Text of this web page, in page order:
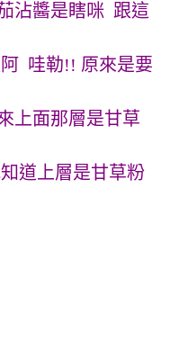
沾醬是瞎咪 跟這
哇勒!! 原來是要
上面那層是甘草
道上層是甘草粉